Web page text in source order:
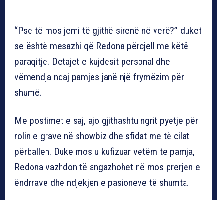
“Pse të mos jemi të gjithë sirenë në verë?” duket
se është mesazhi që Redona përcjell me këtë
paraqitje. Detajet e kujdesit personal dhe
vëmendja ndaj pamjes janë një frymëzim për
shumë.
Me postimet e saj, ajo gjithashtu ngrit pyetje për
rolin e grave në showbiz dhe sfidat me të cilat
përballen. Duke mos u kufizuar vetëm te pamja,
Redona vazhdon të angazhohet në mos prerjen e
ëndrrave dhe ndjekjen e pasioneve të shumta.